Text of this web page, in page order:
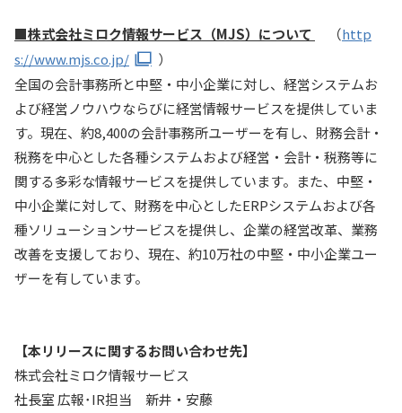
■株式会社ミロク情報サービス（MJS）について （http
s://www.mjs.co.jp/
）
全国の会計事務所と中堅・中小企業に対し、経営システムお
よび経営ノウハウならびに経営情報サービスを提供していま
す。現在、約8,400の会計事務所ユーザーを有し、財務会計・
税務を中心とした各種システムおよび経営・会計・税務等に
関する多彩な情報サービスを提供しています。また、中堅・
中小企業に対して、財務を中心としたERPシステムおよび各
種ソリューションサービスを提供し、企業の経営改革、業務
改善を支援しており、現在、約10万社の中堅・中小企業ユー
ザーを有しています。
【本リリースに関するお問い合わせ先】
株式会社ミロク情報サービス
社長室 広報･IR担当 新井・安藤